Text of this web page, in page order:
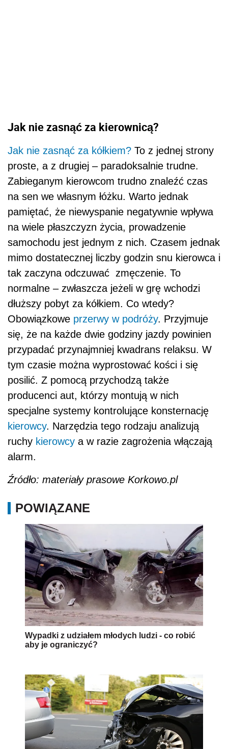
Jak nie zasnąć za kierownicą?
Jak nie zasnąć za kółkiem? To z jednej strony
proste, a z drugiej – paradoksalnie trudne.
Zabieganym kierowcom trudno znaleźć czas
na sen we własnym łóżku. Warto jednak
pamiętać, że niewyspanie negatywnie wpływa
na wiele płaszczyzn życia, prowadzenie
samochodu jest jednym z nich. Czasem jednak
mimo dostatecznej liczby godzin snu kierowca i
tak zaczyna odczuwać zmęczenie. To
normalne – zwłaszcza jeżeli w grę wchodzi
dłuższy pobyt za kółkiem. Co wtedy?
Obowiązkowe przerwy w podróży. Przyjmuje
się, że na każde dwie godziny jazdy powinien
przypadać przynajmniej kwadrans relaksu. W
tym czasie można wyprostować kości i się
posilić. Z pomocą przychodzą także
producenci aut, którzy montują w nich
specjalne systemy kontrolujące konsternację
kierowcy. Narzędzia tego rodzaju analizują
ruchy kierowcy a w razie zagrożenia włączają
alarm.
Źródło: materiały prasowe Korkowo.pl
POWIĄZANE
Wypadki z udziałem młodych ludzi - co robić
aby je ograniczyć?